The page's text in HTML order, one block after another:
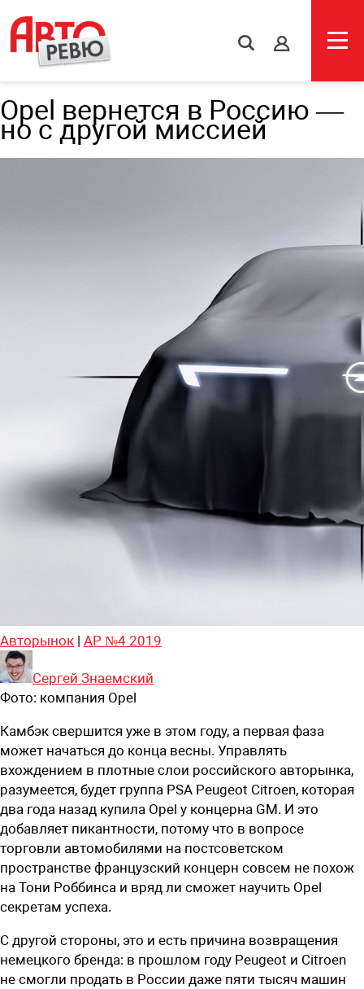
s
Opel вернется в Россию —
но с другой миссией
Авторынок | АР №4 2019
Сергей Знаемский
Фото: компания Opel
Камбэк свершится уже в этом году, а первая фаза
может начаться до конца весны. Управлять
вхождением в плотные слои российского авторынка,
разумеется, будет группа PSA Peugeot Citroen, которая
два года назад купила Opel у концерна GM. И это
добавляет пикантности, потому что в вопросе
торговли автомобилями на постсоветском
пространстве французский концерн совсем не похож
на Тони Роббинса и вряд ли сможет научить Opel
секретам успеха.
С другой стороны, это и есть причина возвращения
немецкого бренда: в прошлом году Peugeot и Citroen
не смогли продать в России даже пяти тысяч машин